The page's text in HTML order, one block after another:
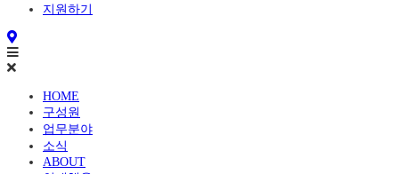
지원하기
HOME
구성원
업무분야
소식
ABOUT